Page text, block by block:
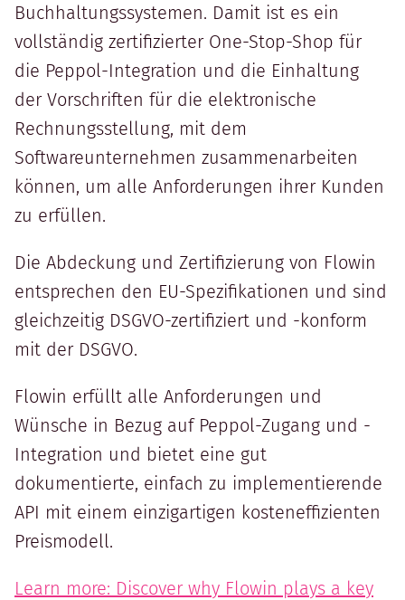
Buchhaltungssystemen. Damit ist es ein
vollständig zertifizierter One-Stop-Shop für
die Peppol-Integration und die Einhaltung
der Vorschriften für die elektronische
Rechnungsstellung, mit dem
Softwareunternehmen zusammenarbeiten
können, um alle Anforderungen ihrer Kunden
zu erfüllen.
Die Abdeckung und Zertifizierung von Flowin
entsprechen den EU-Spezifikationen und sind
gleichzeitig DSGVO-zertifiziert und -konform
mit der DSGVO.
Flowin erfüllt alle Anforderungen und
Wünsche in Bezug auf Peppol-Zugang und -
Integration und bietet eine gut
dokumentierte, einfach zu implementierende
API mit einem einzigartigen kosteneffizienten
Preismodell.
Learn more: Discover why Flowin plays a key